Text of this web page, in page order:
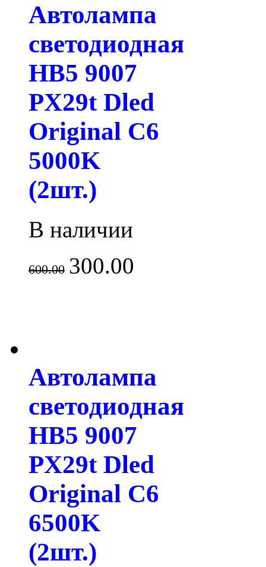
Автолампа
светодиодная
HB5 9007
PX29t Dled
Original C6
5000K
(2шт.)
В наличии
600.00 300.00
Автолампа
светодиодная
HB5 9007
PX29t Dled
Original C6
6500K
(2шт.)